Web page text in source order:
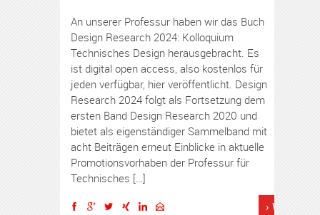
An unserer Professur haben wir das Buch
Design Research 2024: Kolloquium
Technisches Design herausgebracht. Es
ist digital open access, also kostenlos für
jeden verfügbar, hier veröffentlicht. Design
Research 2024 folgt als Fortsetzung dem
ersten Band Design Research 2020 und
bietet als eigenständiger Sammelband mit
acht Beiträgen erneut Einblicke in aktuelle
Promotionsvorhaben der Professur für
Technisches […]
›